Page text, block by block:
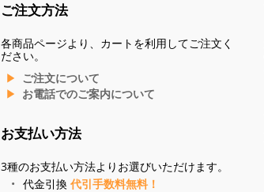
ご注文方法
各商品ページより、カートを利用してご注文く
ださい。
ご注文について
お電話でのご案内について
お支払い方法
3種のお支払い方法よりお選びいただけます。
代金引換 代引手数料無料！